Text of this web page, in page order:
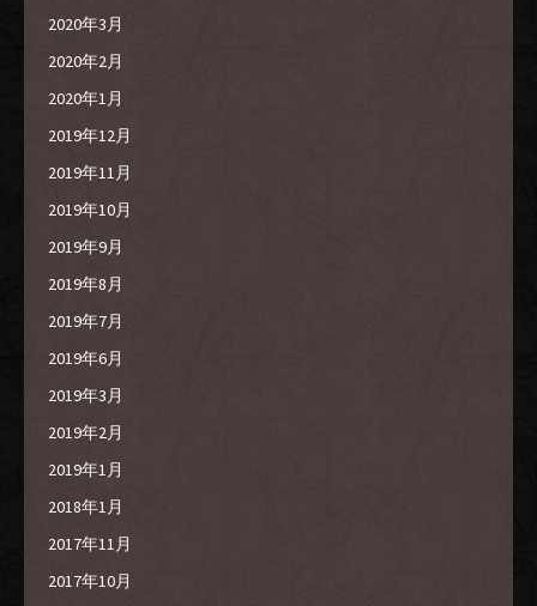
2020年3月
2020年2月
2020年1月
2019年12月
2019年11月
2019年10月
2019年9月
2019年8月
2019年7月
2019年6月
2019年3月
2019年2月
2019年1月
2018年1月
2017年11月
2017年10月